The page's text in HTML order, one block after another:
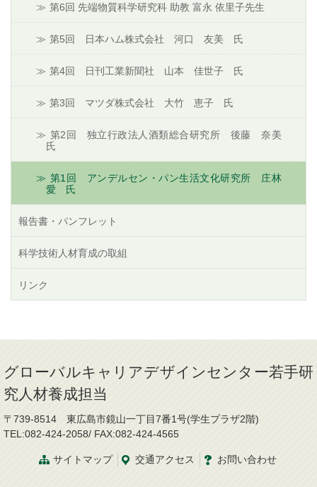
第6回 先端物質科学研究科 助教 富永 依里子先生
第5回 日本ハム株式会社 河口 友美 氏
第4回 日刊工業新聞社 山本 佳世子 氏
第3回 マツダ株式会社 大竹 恵子 氏
第2回 独立行政法人酒類総合研究所 後藤 奈美
氏
第1回 アンデルセン・パン生活文化研究所 庄林
愛 氏
報告書・パンフレット
科学技術人材育成の取組
リンク
グローバルキャリアデザインセンター若手研
究人材養成担当
〒739-8514 東広島市鏡山一丁目7番1号(学生プラザ2階)
TEL:082-424-2058/ FAX:082-424-4565
サイトマップ 交通アクセス お問い合わせ